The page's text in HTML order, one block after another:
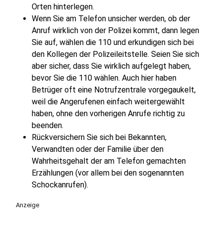
Orten hinterlegen.
Wenn Sie am Telefon unsicher werden, ob der
Anruf wirklich von der Polizei kommt, dann legen
Sie auf, wählen die 110 und erkundigen sich bei
den Kollegen der Polizeileitstelle. Seien Sie sich
aber sicher, dass Sie wirklich aufgelegt haben,
bevor Sie die 110 wählen. Auch hier haben
Betrüger oft eine Notrufzentrale vorgegaukelt,
weil die Angerufenen einfach weitergewählt
haben, ohne den vorherigen Anrufe richtig zu
beenden.
Rückversichern Sie sich bei Bekannten,
Verwandten oder der Familie über den
Wahrheitsgehalt der am Telefon gemachten
Erzählungen (vor allem bei den sogenannten
Schockanrufen).
Anzeige